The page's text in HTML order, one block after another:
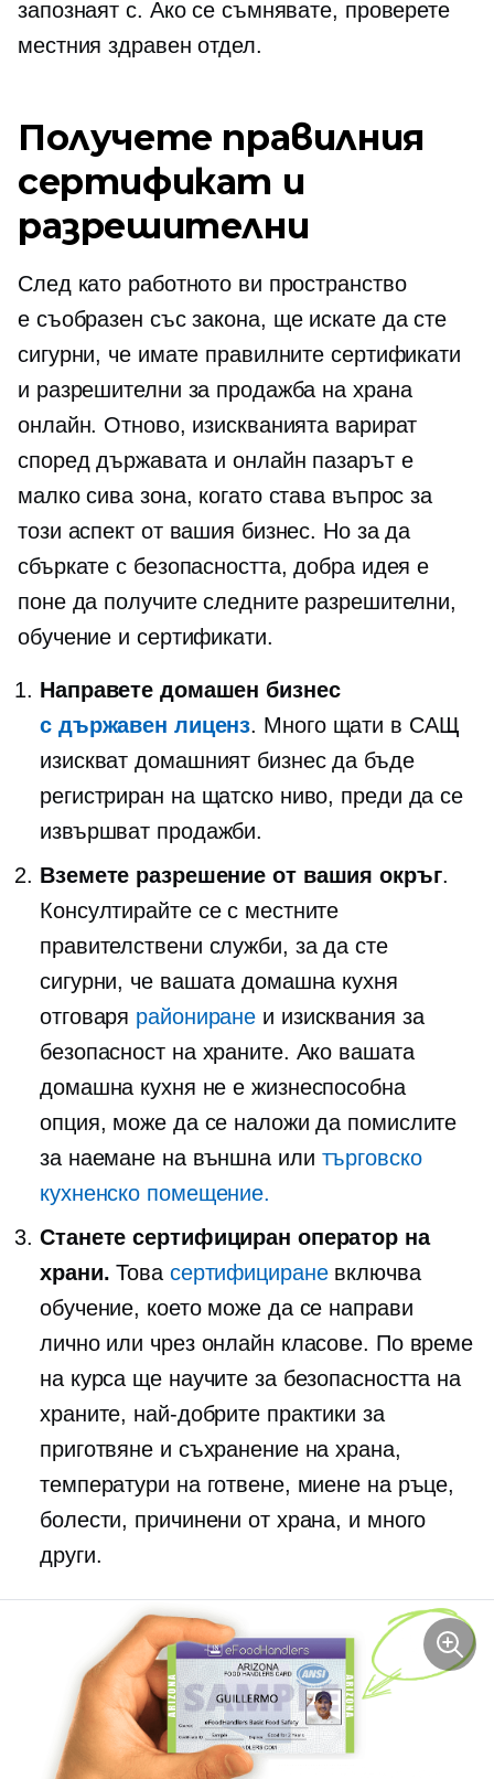
запознаят с. Ако се съмнявате, проверете
местния здравен отдел.
Получете правилния
сертификат и
разрешителни
След като работното ви пространство
е съобразен със закона, ще искате да сте
сигурни, че имате правилните сертификати
и разрешителни за продажба на храна
онлайн. Отново, изискванията варират
според държавата и онлайн пазарът е
малко сива зона, когато става въпрос за
този аспект от вашия бизнес. Но за да
сбъркате с безопасността, добра идея е
поне да получите следните разрешителни,
обучение и сертификати.
Направете домашен бизнес
с държавен лиценз. Много щати в САЩ
изискват домашният бизнес да бъде
регистриран на щатско ниво, преди да се
извършват продажби.
Вземете разрешение от вашия окръг.
Консултирайте се с местните
правителствени служби, за да сте
сигурни, че вашата домашна кухня
отговаря райониране и изисквания за
безопасност на храните. Ако вашата
домашна кухня не е жизнеспособна
опция, може да се наложи да помислите
за наемане на външна или търговско
кухненско помещение.
Станете сертифициран оператор на
храни. Това сертифицираневключва
обучение, което може да се направи
лично или чрез онлайн класове. По време
на курса ще научите за безопасността на
храните, най-добрите практики за
приготвяне и съхранение на храна,
температури на готвене, миене на ръце,
болести, причинени от храна, и много
други.